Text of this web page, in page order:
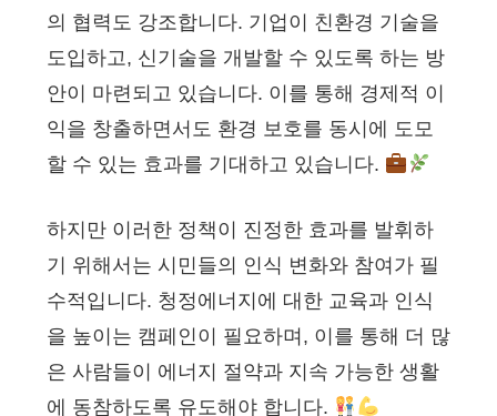
의 협력도 강조합니다. 기업이 친환경 기술을
도입하고, 신기술을 개발할 수 있도록 하는 방
안이 마련되고 있습니다. 이를 통해 경제적 이
익을 창출하면서도 환경 보호를 동시에 도모
할 수 있는 효과를 기대하고 있습니다.
하지만 이러한 정책이 진정한 효과를 발휘하
기 위해서는 시민들의 인식 변화와 참여가 필
수적입니다. 청정에너지에 대한 교육과 인식
을 높이는 캠페인이 필요하며, 이를 통해 더 많
은 사람들이 에너지 절약과 지속 가능한 생활
에 동참하도록 유도해야 합니다.